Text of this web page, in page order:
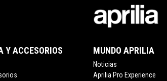
Y ACCESORIOS MUNDO APRILIA
Noticias
Aprilia Pro Experience